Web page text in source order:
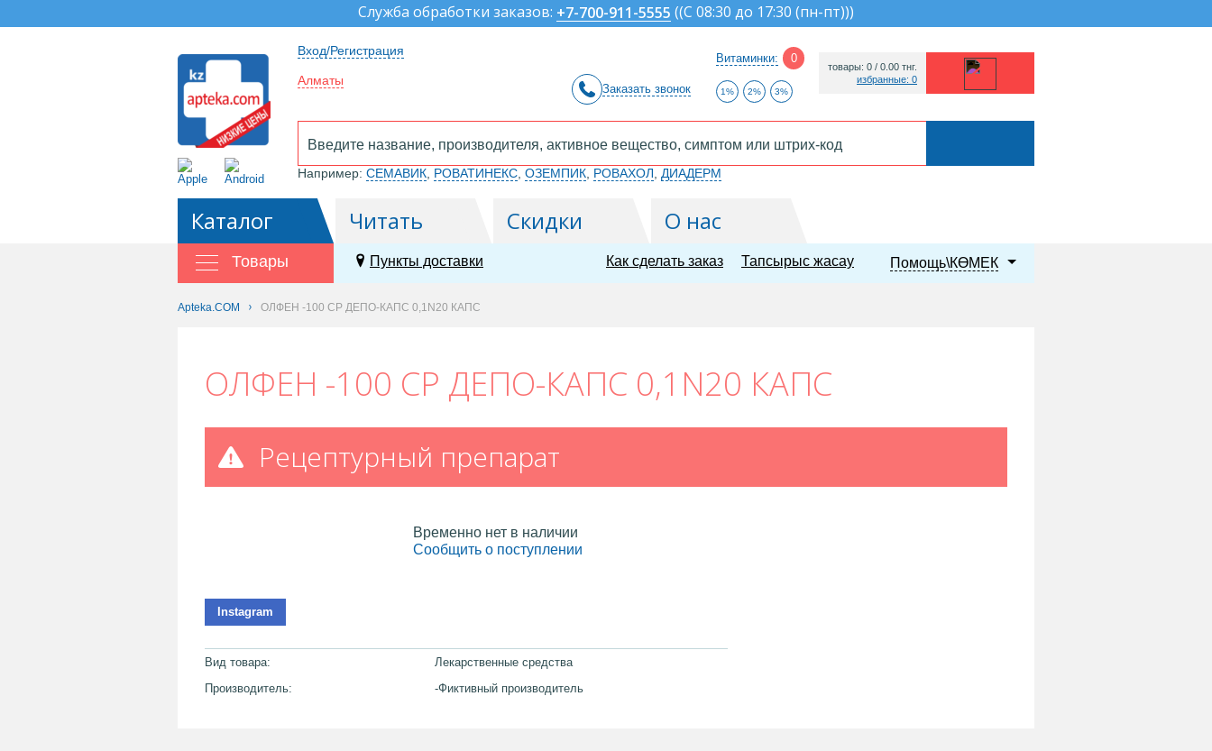
Служба обработки заказов: +7-700-911-5555 ((С 08:30 до 17:30 (пн-пт)))
Вход/Регистрация
Алматы
Заказать звонок
Витаминки: 0
1% 2% 3%
товары: 0 / 0.00 тнг.
избранные: 0
Например: СЕМАВИК РОВАТИНЕКС ОЗЕМПИК РОВАХОЛ ДИАДЕРМ
Каталог Читать Скидки О нас
Товары Пункты доставки Помощь\КӨМЕК
Тапсырыс жасау
Как сделать заказ
Apteka.COM ОЛФЕН -100 СР ДЕПО-КАПС 0,1N20 КАПС
ОЛФЕН -100 СР ДЕПО-КАПС 0,1N20 КАПС
Рецептурный препарат
Временно нет в наличии
Сообщить о поступлении
Instagram
Вид товара:
Лекарственные средства
Производитель:
-Фиктивный производитель